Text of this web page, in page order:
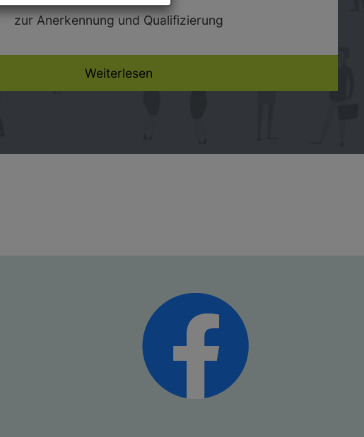
zur Anerkennung und Qualifizierung
Weiterlesen